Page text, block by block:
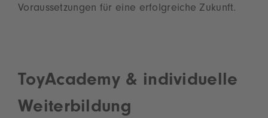
Mehr Informationen
Voraussetzungen für eine erfolgreiche Zukunft.
ToyAcademy & individuelle
Weiterbildung